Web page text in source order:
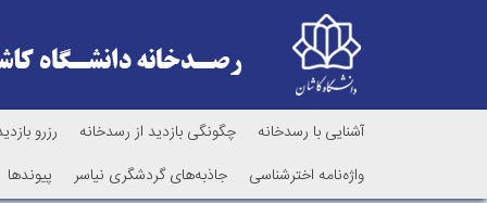
آشنایی با رسدخانه چگونگی بازدید از رسدخانه
رزرو
واژه‌نامه اخترشناسی
جاذبه‌های گردشگری نیاسر پیوندها